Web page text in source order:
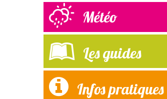
Météo
Les guides
Infos pratiques